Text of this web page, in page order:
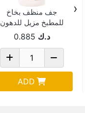
جف منظف بخاخ
للمطبخ مزيل للدهون
500 ملد.ك 0.885
ADD
‹